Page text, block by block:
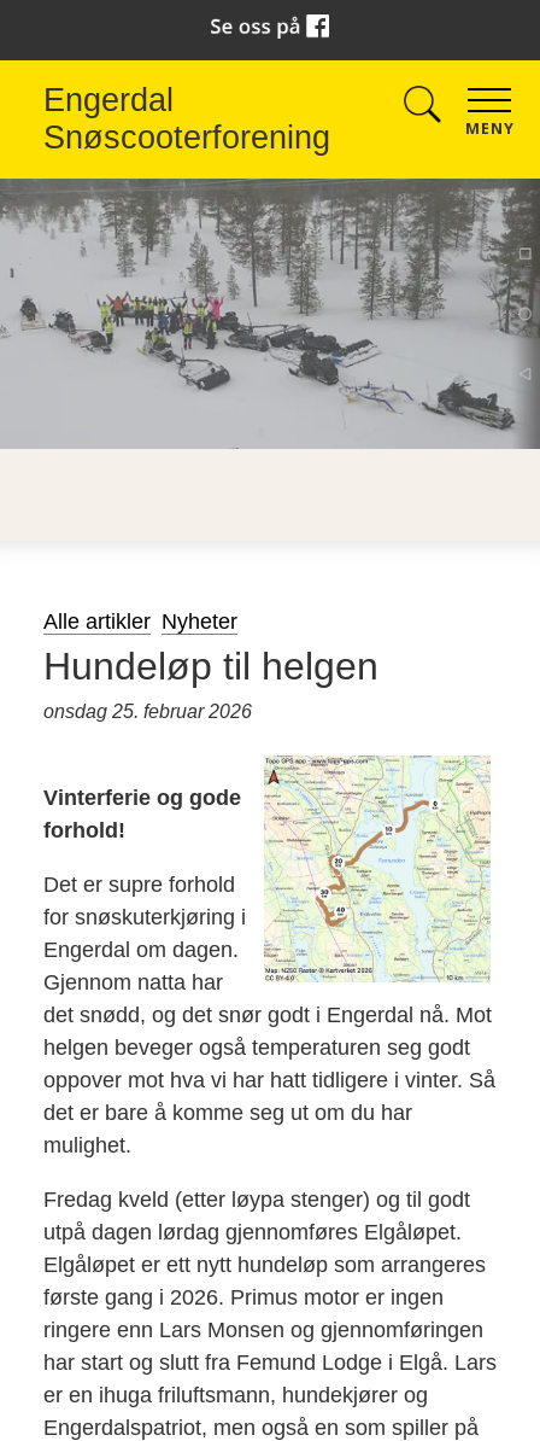
Engerdal
Snøscooterforening
MENY
Alle artikler Nyheter
Hundeløp til helgen
onsdag 25. februar 2026
Vinterferie og gode
forhold!
Det er supre forhold
for snøskuterkjøring i
Engerdal om dagen.
Gjennom natta har
det snødd, og det snør godt i Engerdal nå. Mot
helgen beveger også temperaturen seg godt
oppover mot hva vi har hatt tidligere i vinter. Så
det er bare å komme seg ut om du har
mulighet.
Fredag kveld (etter løypa stenger) og til godt
utpå dagen lørdag gjennomføres Elgåløpet.
Elgåløpet er ett nytt hundeløp som arrangeres
første gang i 2026. Primus motor er ingen
ringere enn Lars Monsen og gjennomføringen
har start og slutt fra Femund Lodge i Elgå. Lars
er en ihuga friluftsmann, hundekjører og
Engerdalspatriot, men også en som spiller på